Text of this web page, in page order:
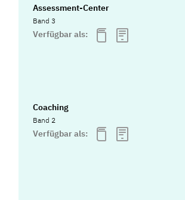
Assessment-Center
Band 3
Verfügbar als:
Coaching
Band 2
Verfügbar als: